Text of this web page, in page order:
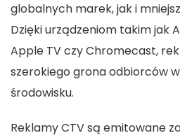
globalnych marek, jak i
Dzięki urządzeniom takim jak
Apple TV czy Chromecast,
szerokiego grona odbiorców
środowisku.
Reklamy CTV są emitowane